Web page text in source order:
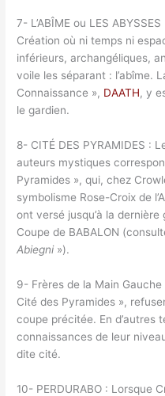
7- L’ABÎME ou LES
Création où ni temps ni
inférieurs, archangéliques,
voile les séparant : l’abîme.
Connaissance », DAATH, y
le gardien.
8- CITÉ DES PYRAMIDES :
auteurs mystiques
Pyramides », qui, chez
symbolisme Rose-Croix de
ont versé jusqu’à la
Coupe de BABALON
Abiegni»).
9- Frères de la Main
Cité des Pyramides »,
coupe précitée. En d’autres
connaissances de leur
dite cité.
10- PERDURABO : Lorsque